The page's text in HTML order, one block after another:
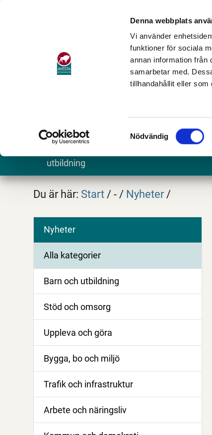
Denna webbplats
Vi använder
funktioner för sociala
annan information från
samarbetar med.
tillhandahållit eller som
Samtyckesval
Nödvändig
utbildning
Du är här: Start / - / Nyheter /
Nyheter
Alla kategorier
Barn och utbildning
Stöd och omsorg
Uppleva och göra
Bygga, bo och miljö
Trafik och infrastruktur
Arbete och näringsliv